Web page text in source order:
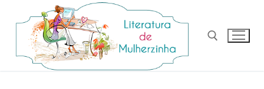
para
conteúdo